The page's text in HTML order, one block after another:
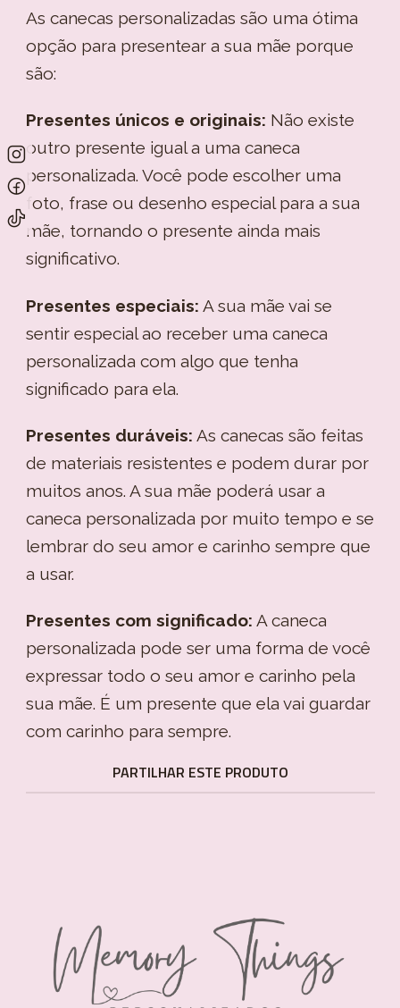
As canecas personalizadas são uma ótima
opção para presentear a sua mãe porque
são:
Presentes únicos e originais: Não existe
outro presente igual a uma caneca
personalizada. Você pode escolher uma
foto, frase ou desenho especial para a sua
mãe, tornando o presente ainda mais
significativo.
Presentes especiais: A sua mãe vai se
sentir especial ao receber uma caneca
personalizada com algo que tenha
significado para ela.
Presentes duráveis: As canecas são feitas
de materiais resistentes e podem durar por
muitos anos. A sua mãe poderá usar a
caneca personalizada por muito tempo e se
lembrar do seu amor e carinho sempre que
a usar.
Presentes com significado: A caneca
personalizada pode ser uma forma de você
expressar todo o seu amor e carinho pela
sua mãe. É um presente que ela vai guardar
com carinho para sempre.
PARTILHAR ESTE PRODUTO